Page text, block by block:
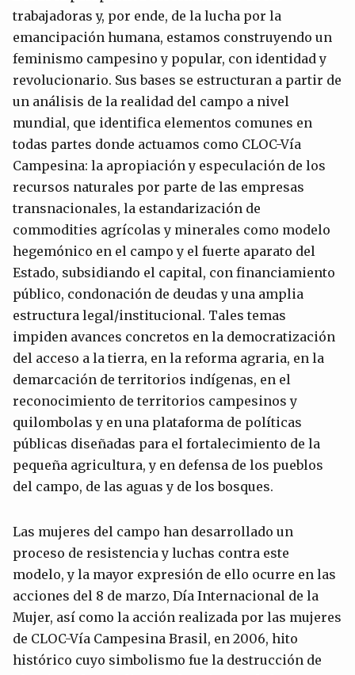
trabajadoras y, por ende, de la lucha por la
emancipación humana, estamos construyendo un
feminismo campesino y popular, con identidad y
revolucionario. Sus bases se estructuran a partir de
un análisis de la realidad del campo a nivel
mundial, que identifica elementos comunes en
todas partes donde actuamos como CLOC-Vía
Campesina: la apropiación y especulación de los
recursos naturales por parte de las empresas
transnacionales, la estandarización de
commodities agrícolas y minerales como modelo
hegemónico en el campo y el fuerte aparato del
Estado, subsidiando el capital, con financiamiento
público, condonación de deudas y una amplia
estructura legal/institucional. Tales temas
impiden avances concretos en la democratización
del acceso a la tierra, en la reforma agraria, en la
demarcación de territorios indígenas, en el
reconocimiento de territorios campesinos y
quilombolas y en una plataforma de políticas
públicas diseñadas para el fortalecimiento de la
pequeña agricultura, y en defensa de los pueblos
del campo, de las aguas y de los bosques.
Las mujeres del campo han desarrollado un
proceso de resistencia y luchas contra este
modelo, y la mayor expresión de ello ocurre en las
acciones del 8 de marzo, Día Internacional de la
Mujer, así como la acción realizada por las mujeres
de CLOC-Vía Campesina Brasil, en 2006, hito
histórico cuyo simbolismo fue la destrucción de